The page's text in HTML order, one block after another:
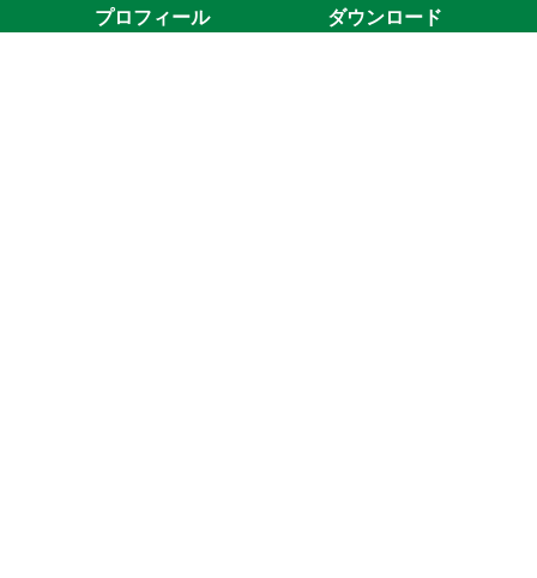
プロフィール ダウンロード